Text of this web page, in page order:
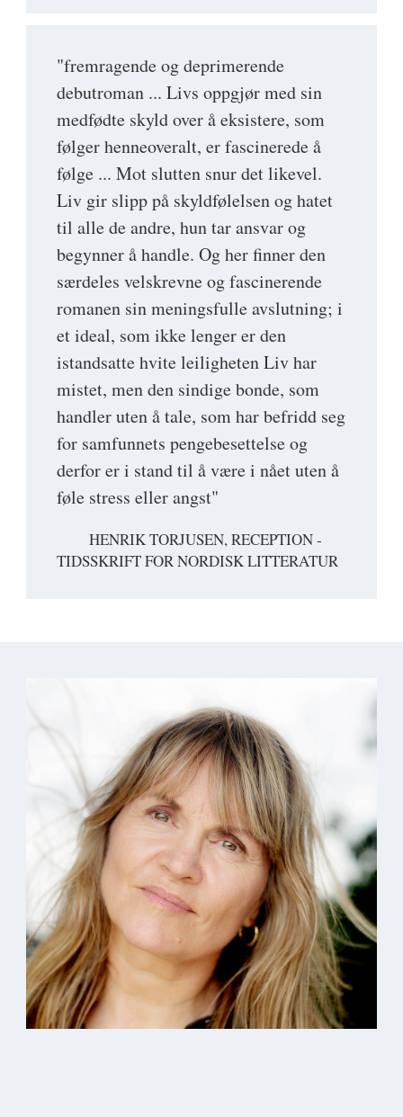
"fremragende og deprimerende
debutroman ... Livs oppgjør med sin
medfødte skyld over å eksistere, som
følger henneoveralt, er fascinerede å
følge ... Mot slutten snur det likevel.
Liv gir slipp på skyldfølelsen og hatet
til alle de andre, hun tar ansvar og
begynner å handle. Og her finner den
særdeles velskrevne og fascinerende
romanen sin meningsfulle avslutning; i
et ideal, som ikke lenger er den
istandsatte hvite leiligheten Liv har
mistet, men den sindige bonde, som
handler uten å tale, som har befridd seg
for samfunnets pengebesettelse og
derfor er i stand til å være i nået uten å
føle stress eller angst"
HENRIK TORJUSEN, RECEPTION -
TIDSSKRIFT FOR NORDISK LITTERATUR